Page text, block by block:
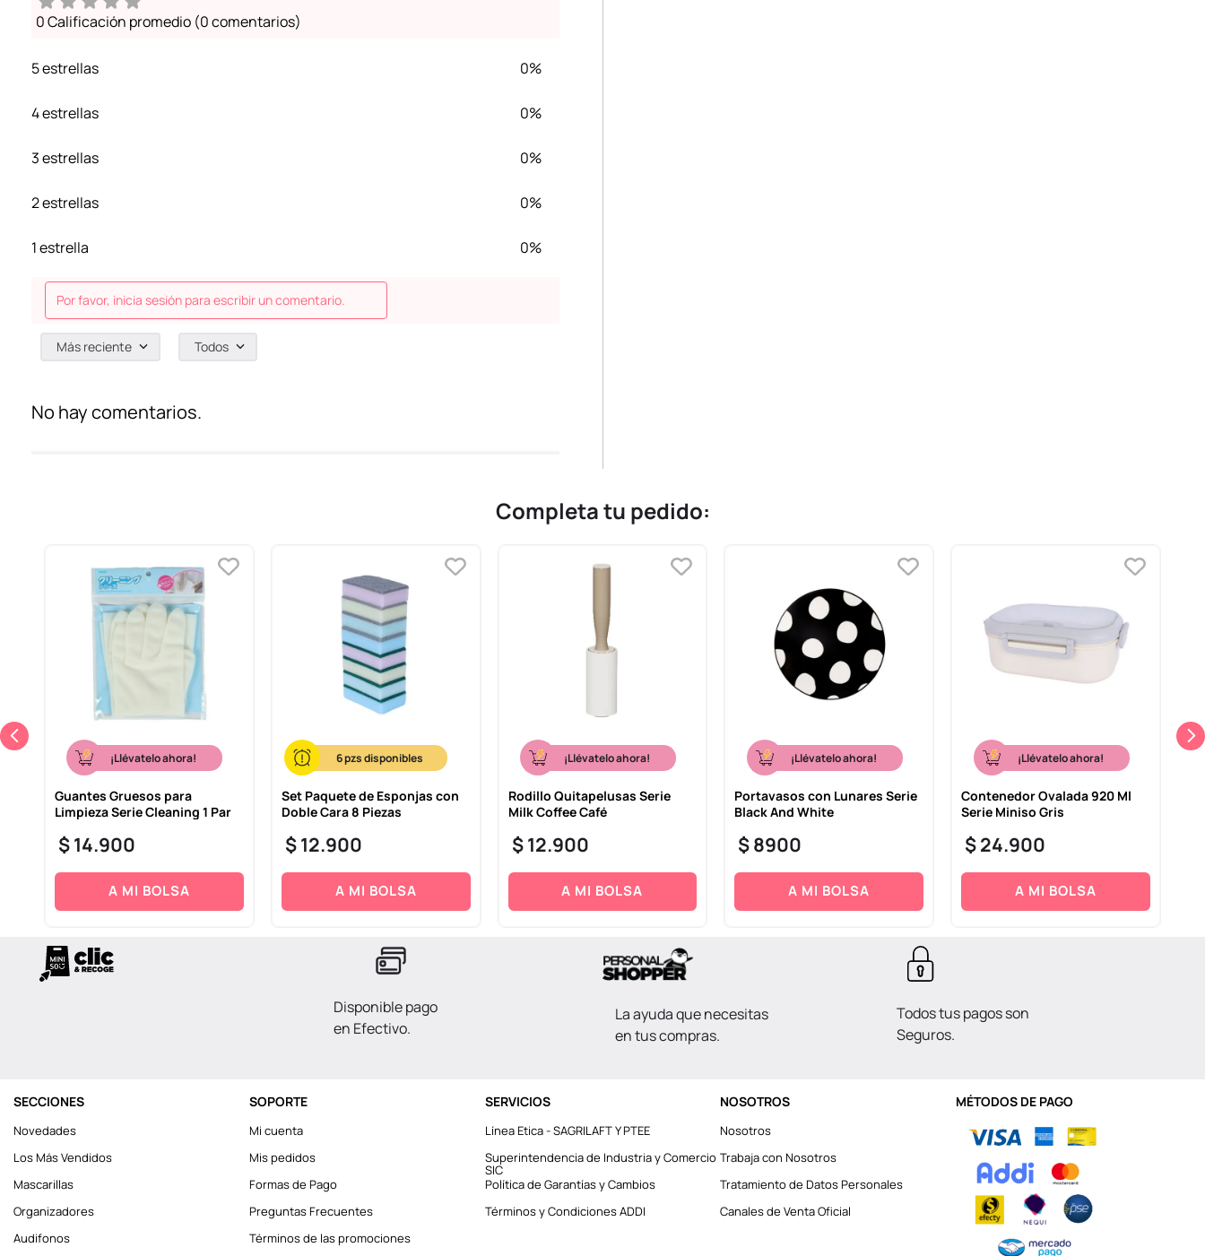
0 Calificación promedio (0 comentarios)
5 estrellas 0%
4 estrellas 0%
3 estrellas 0%
2 estrellas 0%
1 estrella 0%
Por favor, inicia sesión para escribir un comentario.
Más reciente Todos
No hay comentarios.
Completa tu pedido:
¡Llévatelo ahora!
Guantes Gruesos para
Limpieza Serie Cleaning 1 Par
$14.900
A MI BOLSA
6
Set Paquete de Esponjas con
Doble Cara 8 Piezas
$12.900
A MI BOLSA
¡Llévatelo ahora!
Rodillo Quitapelusas Serie
Milk Coffee Café
$12.900
A MI BOLSA
¡Llévatelo ahora!
Portavasos con Lunares Serie
Black And White
$8900
A MI BOLSA
¡Llévatelo ahora!
Contenedor Ovalada 920 Ml
Serie Miniso Gris
$24.900
A MI BOLSA
Disponible pago
en Efectivo.
La ayuda que necesitas
en tus compras.
Todos tus pagos son
Seguros.
SECCIONES
Novedades
Los Más Vendidos
Mascarillas
Organizadores
Audifonos
SOPORTE
Mi cuenta
Mis pedidos
Formas de Pago
Preguntas Frecuentes
Términos de las promociones
SERVICIOS
Línea Etica - SAGRILAFT Y PTEE
Superintendencia de Industria y Comercio
SIC
Política de Garantías y Cambios
Términos y Condiciones ADDI
NOSOTROS
Nosotros
Trabaja con Nosotros
Tratamiento de Datos Personales
Canales de Venta Oficial
MÉTODOS DE PAGO